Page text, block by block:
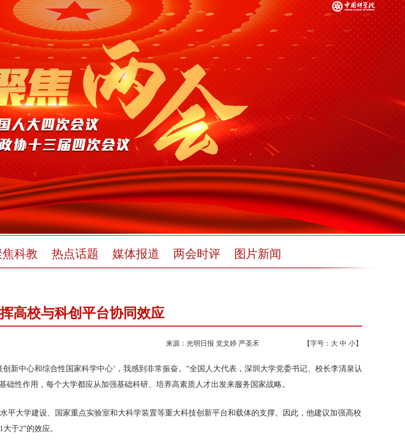
焦科教 热点话题 媒体报道 两会时评 图片新闻
高校与科创平台协同效应
来源：光明日报 党文婷 严圣禾 【字号： 大 中 小】
中心和综合性国家科学中心’，我感到非常振奋。”全国人大代表，深圳大学党委书记、校长李清泉认
性作用，每个大学都应从加强基础科研、培养高素质人才出发来服务国家战略。
大学建设、国家重点实验室和大科学装置等重大科技创新平台和载体的支撑。因此，他建议加强高校
于2”的效应。